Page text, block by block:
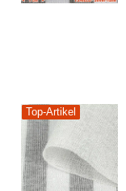
Top-Artikel